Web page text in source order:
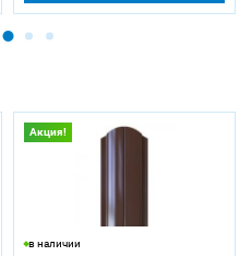
Акция!
в наличии